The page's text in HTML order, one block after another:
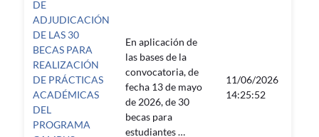
DE
ADJUDICACIÓN
DE LAS 30
BECAS PARA
REALIZACIÓN
DE PRÁCTICAS
ACADÉMICAS
DEL
PROGRAMA
En aplicación de
las bases de la
convocatoria, de
fecha 13 de mayo
de 2026, de 30
becas para
estudiantes …
11/06/2026
14:25:52